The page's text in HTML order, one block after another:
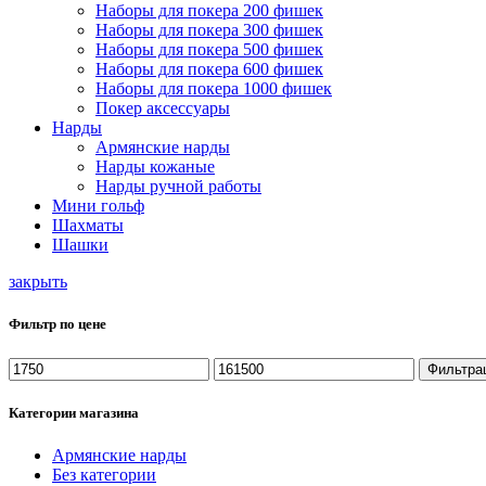
Наборы для покера 200 фишек
Наборы для покера 300 фишек
Наборы для покера 500 фишек
Наборы для покера 600 фишек
Наборы для покера 1000 фишек
Покер аксессуары
Нарды
Армянские нарды
Нарды кожаные
Нарды ручной работы
Мини гольф
Шахматы
Шашки
закрыть
Фильтр по цене
Минимальная
цена
Максимальная
цена
Категории магазина
Армянские нарды
Без категории